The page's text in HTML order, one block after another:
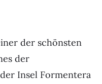
der schönsten
der
Insel Formentera